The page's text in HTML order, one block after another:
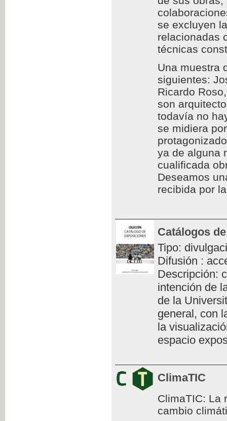
se excluyen
relacionadas
técnicas
Una muestra
siguientes:
Ricardo
son
todavía no
se midiera
ya de alguna
cualificada
Deseamos
recibida por
Catálogos
Tipo:
Difusión :
Descripción:
intención de
de la
general, con
la
espacio
ClimaTIC
ClimaTIC: La
cambio